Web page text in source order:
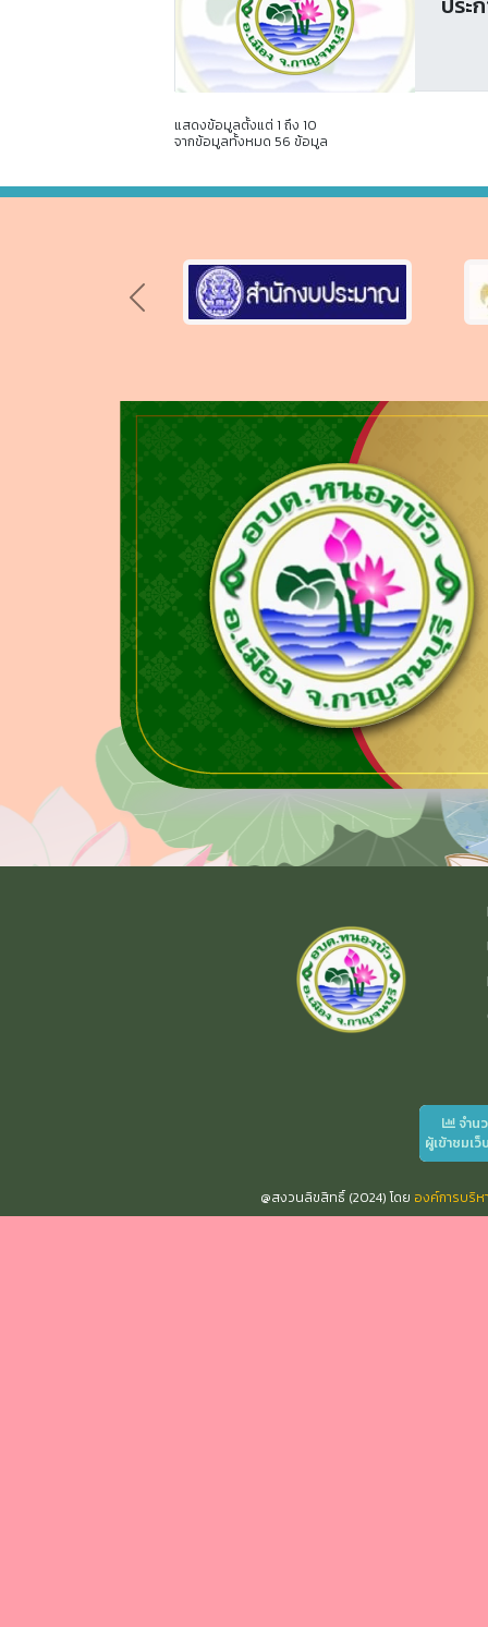
แสดงข้อมูลตั้งแต่ 1 ถึง 10
จากข้อมูลทั้งหมด 56 ข้อมูล
Previous
จำน
ผู้เข้าชมเว็
@สงวนลิขสิทธิ์ (2024) โดย องค์การบริ